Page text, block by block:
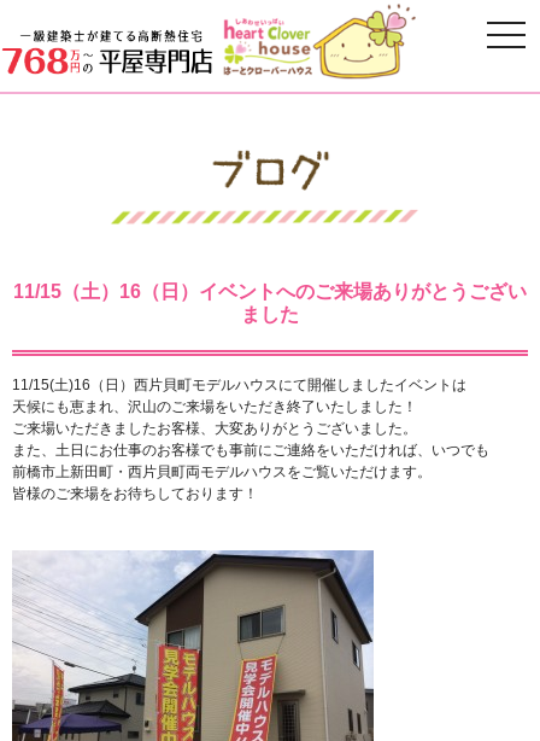
11/15（土）16（日）イベントへのご来場ありがとうござい
ました
11/15(土)16（日）西片貝町モデルハウスにて開催しましたイベントは
天候にも恵まれ、沢山のご来場をいただき終了いたしました！
ご来場いただきましたお客様、大変ありがとうございました。
また、土日にお仕事のお客様でも事前にご連絡をいただければ、いつでも
前橋市上新田町・西片貝町両モデルハウスをご覧いただけます。
皆様のご来場をお待ちしております！